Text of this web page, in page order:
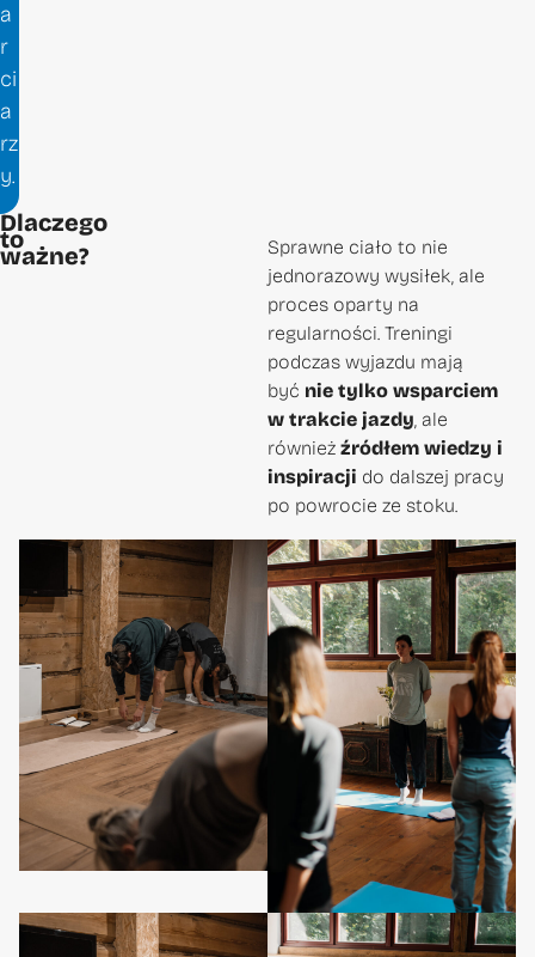
a
r
ci
a
rz
y.
Dlaczego
to
ważne?
Sprawne ciało to nie
jednorazowy wysiłek, ale
proces oparty na
regularności. Treningi
podczas wyjazdu mają
być nie tylko wsparciem
w trakcie jazdy, ale
również źródłem wiedzy i
inspiracji do dalszej pracy
po powrocie ze stoku.